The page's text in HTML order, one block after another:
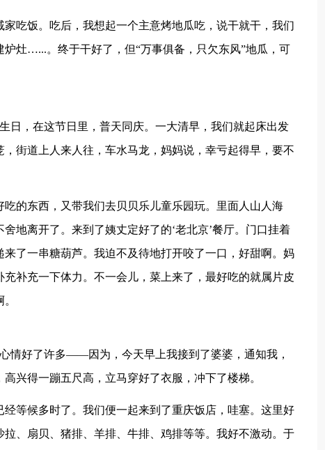
吃饭。吃后，我想起一个主意烤地瓜吃，说干就干，我们
灶…...。终于干好了，但“万事俱备，只欠东风”地瓜，可
日，在这节日里，普天同庆。一大清早，我们就起床出发
街道上人来人往，车水马龙，妈妈说，幸亏起得早，要不
的东西，又带我们去贝贝乐儿童乐园玩。里面人山人海
地离开了。来到了姨丈定好了的‘老北京’餐厅。门口挂着
了一串糖葫芦。我迫不及待地打开咬了一口，好甜啊。妈
补充一下体力。不一会儿，菜上来了，最好吃的就属片皮
情好了许多――因为，今天早上我接到了婆婆，通知我，
兴得一蹦五尺高，立马穿好了衣服，冲下了楼梯。
等候多时了。我们便一起来到了重庆饭店，哇塞。这里好
、扇贝、猪排、羊排、牛排、鸡排等等。我好不激动。于